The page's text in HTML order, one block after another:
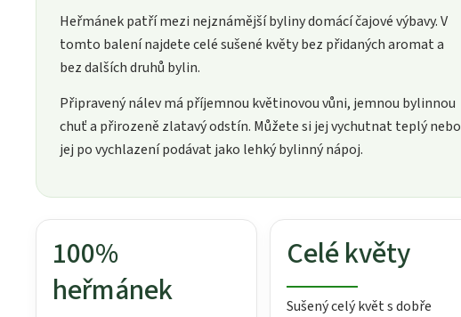
Heřmánek patří mezi nejznámější byliny domácí čajové výbavy. V
tomto balení najdete celé sušené květy bez přidaných aromat a
bez dalších druhů bylin.
Připravený nálev má příjemnou květinovou vůni, jemnou bylinnou
chuť a přirozeně zlatavý odstín. Můžete si jej vychutnat teplý nebo
jej po vychlazení podávat jako lehký bylinný nápoj.
100%
heřmánek
Celé květy
Sušený celý květ s dobře